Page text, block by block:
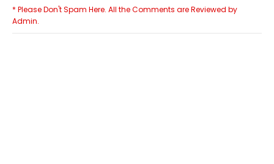
* Please Don't Spam Here. All the Comments are Reviewed by
Admin.